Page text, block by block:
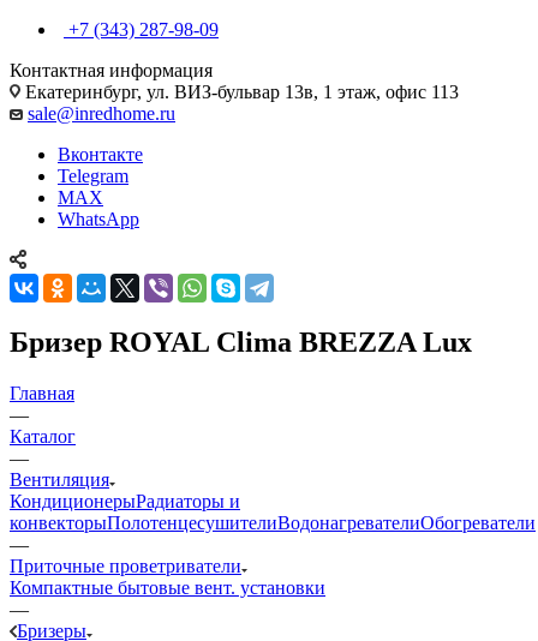
+7 (343) 287-98-09
Контактная информация
Екатеринбург, ул. ВИЗ-бульвар 13в, 1 этаж, офис 113
sale@inredhome.ru
Вконтакте
Telegram
MAX
WhatsApp
Бризер ROYAL Clima BREZZA Lux
Главная
—
Каталог
—
Вентиляция
КондиционерыРадиаторы и
конвекторыПолотенцесушителиВодонагревателиОбогреватели
—
Приточные проветриватели
Компактные бытовые вент. установки
—
Бризеры